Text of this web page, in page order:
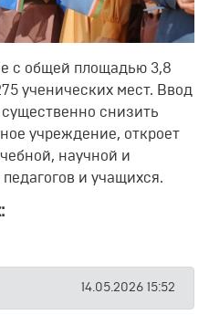
с общей площадью 3,8
ученических мест. Ввод
снизить
учреждение, откроет
научной и
и учащихся.
14.05.2026 15:52